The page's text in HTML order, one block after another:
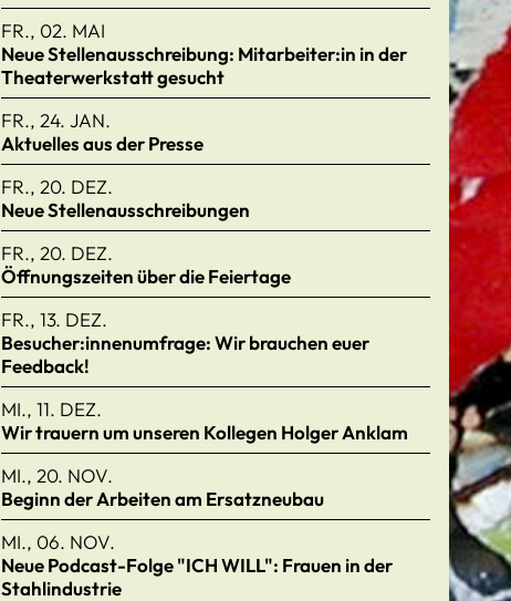
FR., 02. MAI
Neue Stellenausschreibung: Mitarbeiter:in in der
Theaterwerkstatt gesucht
FR., 24. JAN.
Aktuelles aus der Presse
FR., 20. DEZ.
Neue Stellenausschreibungen
FR., 20. DEZ.
Öffnungszeiten über die Feiertage
FR., 13. DEZ.
Besucher:innenumfrage: Wir brauchen euer
Feedback!
MI., 11. DEZ.
Wir trauern um unseren Kollegen Holger Anklam
MI., 20. NOV.
Beginn der Arbeiten am Ersatzneubau
MI., 06. NOV.
Neue Podcast-Folge "ICH WILL": Frauen in der
Stahlindustrie